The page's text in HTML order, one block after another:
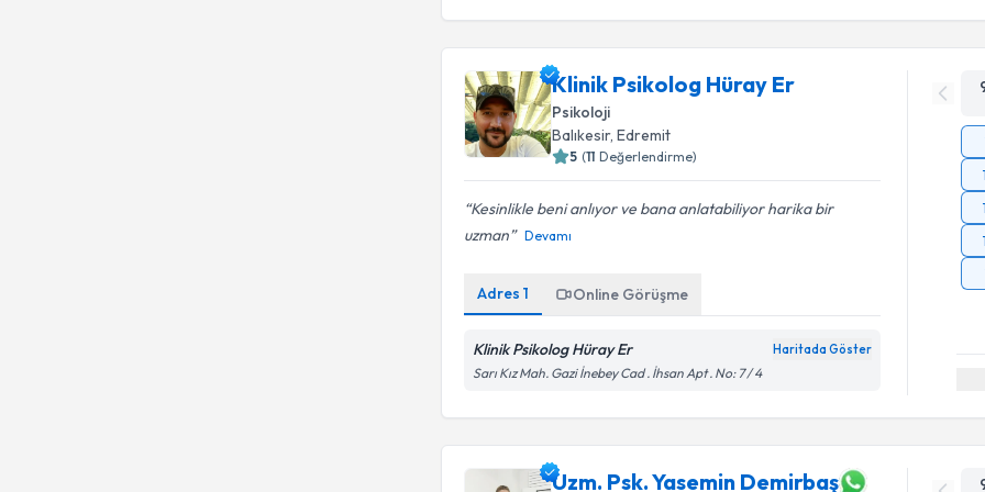
Klinik Psikolog Hüray Er
Psikoloji
Balıkesir, Edremit
5 (11 Değerlendirme)
Kesinlikle beni anlıyor ve bana anlatabiliyor harika bir
uzman
Devamı
Adres1 Online Görüşme
Klinik Psikolog Hüray Er Haritada Göster
Sarı Kız Mah. Gazi İnebey Cad . İhsan Apt . No: 7 / 4
Uzm. Psk. Yasemin Demirbaş